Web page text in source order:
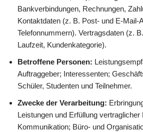
Bankverbindungen, Rechnungen,
Kontaktdaten (z. B. Post- und E-Mail-
Telefonnummern). Vertragsdaten (z.
Laufzeit, Kundenkategorie).
Betroffene Personen:
Auftraggeber; Interessenten;
Schüler, Studenten und Teilnehmer.
Zwecke der Verarbeitung:
Leistungen und Erfüllung vertraglicher
Kommunikation; Büro- und